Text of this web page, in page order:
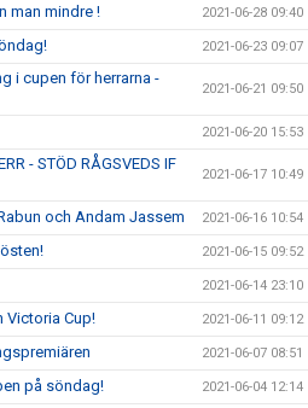
man mindre ! 2021-06-28 09:40
2021-06-23 09:07
i cupen för herrarna -
2021-06-21 09:50
2021-06-20 15:53
- STÖD RÅGSVEDS IF
2021-06-17 10:49
och Andam Jassem 2021-06-16 10:54
2021-06-15 09:52
2021-06-14 23:10
Victoria Cup! 2021-06-11 09:12
2021-06-07 08:51
på söndag! 2021-06-04 12:14